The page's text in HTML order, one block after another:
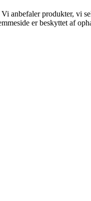
anbefaler produkter, vi
er beskyttet af